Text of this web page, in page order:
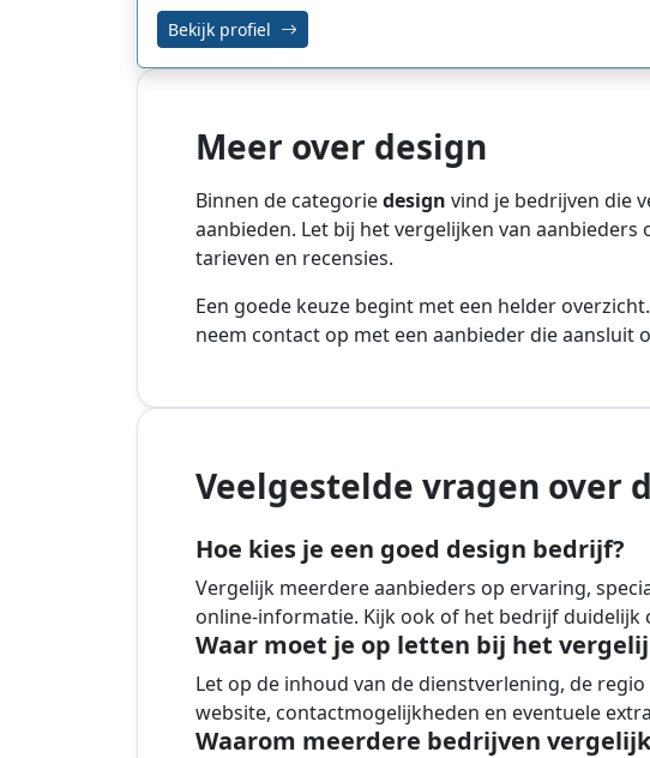
Bekijk profiel
Meer over design
Binnen de categoriedesign vind je bedrijven die
aanbieden. Let bij het vergelijken van
tarieven en recensies.
Een goede keuze begint met een helder
neem contact op met een aanbieder die aansluit
Veelgestelde vragen over
Hoe kies je een goed design bedrijf?
Vergelijk meerdere aanbieders op ervaring,
online-informatie. Kijk ook of het bedrijf
Waar moet je op letten bij het
Let op de inhoud van de dienstverlening, de
website, contactmogelijkheden en eventuele
Waarom meerdere bedrijven